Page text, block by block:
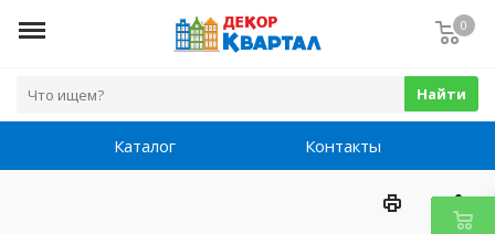
0
Найти
Каталог Контакты